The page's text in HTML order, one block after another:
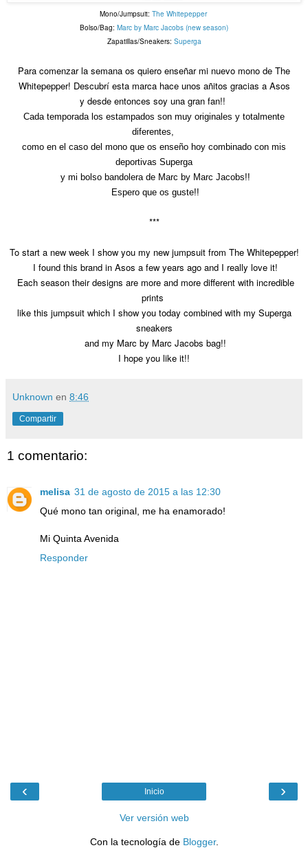
Mono/Jumpsuit: The Whitepepper
Bolso/Bag: Marc by Marc Jacobs (new season)
Zapatillas/Sneakers: Superga
Para comenzar la semana os quiero enseñar mi nuevo mono de The
Whitepepper! Descubrí esta marca hace unos añitos gracias a Asos
y desde entonces soy una gran fan!!
Cada temporada los estampados son muy originales y totalmente
diferentes,
como en el caso del mono que os enseño hoy combinado con mis
deportivas Superga
y mi bolso bandolera de Marc by Marc Jacobs!!
Espero que os guste!!
***
To start a new week I show you my new jumpsuit from The Whitepepper!
I found this brand in Asos a few years ago and I really love it!
Each season their designs are more and more different with incredible
prints
like this jumpsuit which I show you today combined with my Superga
sneakers
and my Marc by Marc Jacobs bag!!
I hope you like it!!
Unknown en 8:46
Compartir
1 comentario:
melisa 31 de agosto de 2015 a las 12:30
Qué mono tan original, me ha enamorado!
Mi Quinta Avenida
Responder
‹ ›
Inicio
Ver versión web
Con la tecnología de Blogger.